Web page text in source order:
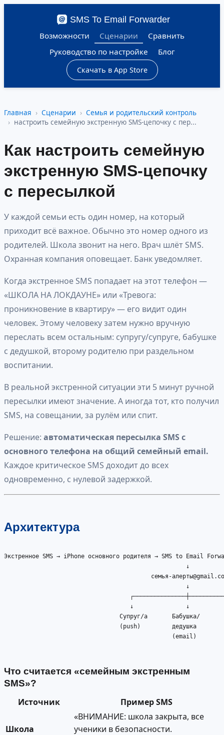
SMS To Email Forwarder
Возможности
Сценарии
Сравнить
Руководство по настройке
Блог
Скачать в App Store
Главная Сценарии
Семья и родительский контроль
настроить семейную экстренную SMS-цепочку с пер...
Как настроить семейную
экстренную SMS-цепочку
с пересылкой
У каждой семьи есть один номер, на который
приходит всё важное. Обычно это номер одного из
родителей. Школа звонит на него. Врач шлёт SMS.
Охранная компания оповещает. Банк уведомляет.
Когда экстренное SMS попадает на этот телефон —
«ШКОЛА НА ЛОКДАУНЕ» или «Тревога:
проникновение в квартиру» — его видит один
человек. Этому человеку затем нужно вручную
переслать всем остальным: супругу/супруге, бабушке
с дедушкой, второму родителю при раздельном
воспитании.
В реальной экстренной ситуации эти 5 минут ручной
пересылки имеют значение. А иногда тот, кто получил
SMS, на совещании, за рулём или спит.
Решение: автоматическая пересылка SMS с
основного телефона на общий семейный email.
Каждое критическое SMS доходит до всех
одновременно, с нулевой задержкой.
Архитектура
Экстренное SMS → iPhone основного родителя → SMS to Email
                                                    ↓
семья-
                                                    ↓
↓               ↓
Супруг/а       Бабушка/
(push)         дедушка
(email)
Что считается «семейным экстренным
SMS»?
Источник Пример SMS
Школа
«ВНИМАНИЕ: школа закрыта, все
ученики в безопасности.